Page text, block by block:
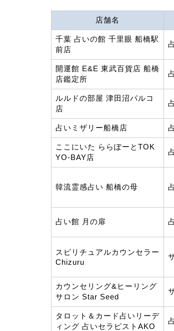
店舗名
千葉 占いの館 千里眼 船橋駅
前店
開運館 E&E 東武百貨店 船橋
店鑑定所
ルルドの部屋 津田沼パルコ
店
占いミザリー船橋店
ここにいた ららぽーとTOK
YO-BAY店
韓流霊感占い 船橋の母
占い館 月の扉
スピリチュアルカウンセラー
Chizuru
カウンセリング&ヒーリング
サロン Star Seed
タロット＆カード占いリーデ
ィング 占いセラピストAKO